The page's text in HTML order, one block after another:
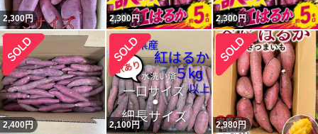
2,300円 2,300円 2,300円
2,400円 2,100円 2,980円